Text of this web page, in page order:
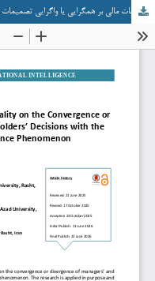
تأثیر کیفیت اطلاعات مالی بر همگرایی یا واگرایی تصمیمات مدیران و سهامداران با نقش تعدیل‌گر پدیده برجستگی